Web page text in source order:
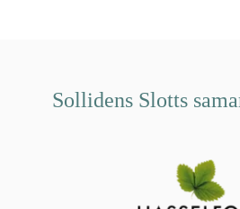
Sollidens Slotts